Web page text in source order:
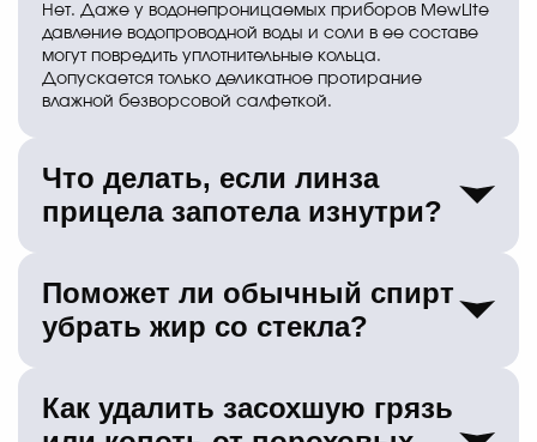
Нет. Даже у водонепроницаемых приборов MewLite
давление водопроводной воды и соли в ее составе
могут повредить уплотнительные кольца.
Допускается только деликатное протирание
влажной безворсовой салфеткой.
Что делать, если линза
прицела запотела изнутри?
осушенного азота. Самостоятельно высушить
прибор изнутри невозможно. Срочно отправляйте
устройство в сервисный центр, иначе на внутренних
действует пожизненная гарантия.
Поможет ли обычный спирт
убрать жир со стекла?
слишком агрессивен для многослойных покрытий
линз вроде MewTec™ и может растворить клей
Как удалить засохшую грязь